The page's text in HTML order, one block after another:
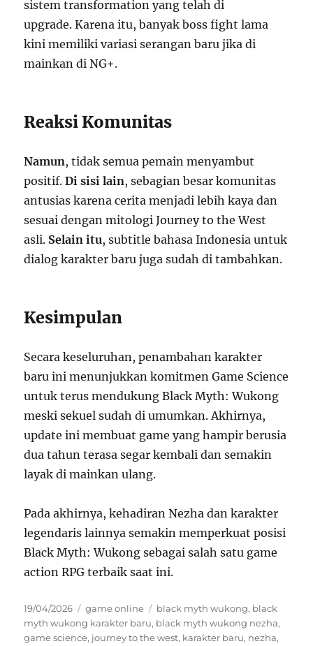
sistem transformation yang telah di
upgrade. Karena itu, banyak boss fight lama
kini memiliki variasi serangan baru jika di
mainkan di NG+.
Reaksi Komunitas
Namun, tidak semua pemain menyambut
positif.Di sisi lain, sebagian besar komunitas
antusias karena cerita menjadi lebih kaya dan
sesuai dengan mitologi Journey to the West
asli. Selain itu, subtitle bahasa Indonesia untuk
dialog karakter baru juga sudah di tambahkan.
Kesimpulan
Secara keseluruhan, penambahan karakter
baru ini menunjukkan komitmen Game Science
untuk terus mendukung Black Myth: Wukong
meski sekuel sudah di umumkan. Akhirnya,
update ini membuat game yang hampir berusia
dua tahun terasa segar kembali dan semakin
layak di mainkan ulang.
Pada akhirnya, kehadiran Nezha dan karakter
legendaris lainnya semakin memperkuat posisi
Black Myth: Wukong sebagai salah satu game
action RPG terbaik saat ini.
Posted
on
19/04/2026 Categories
game online Tags
black myth wukong, black
myth wukong karakter baru, black myth wukong nezha,
game science, journey to the west, karakter baru, nezha,